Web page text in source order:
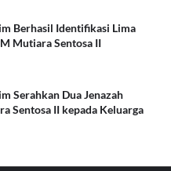
Berhasil Identifikasi Lima
Mutiara Sentosa II
Serahkan Dua Jenazah
Sentosa II kepada Keluarga